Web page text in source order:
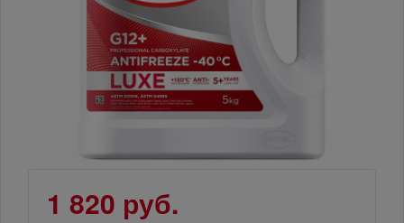
1 820 руб.